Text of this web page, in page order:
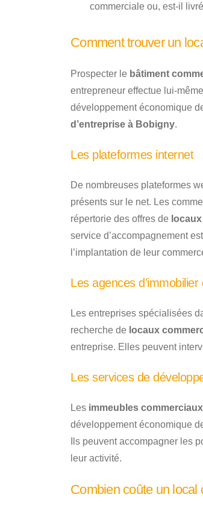
commerciale ou, est-il
Comment trouver un
Prospecter le bâtiment
entrepreneur effectue lui-
développement économique
d’entreprise à Bobigny.
Les plateformes internet
De nombreuses plateformes
présents sur le net. Les
répertorie des offres de
service d’accompagnement
l’implantation de leur
Les agences d’immobilier
Les entreprises spécialisées
recherche de locaux
entreprise. Elles peuvent
Les services de
Les immeubles commerciaux
développement économique
Ils peuvent accompagner les
leur activité.
Combien coûte un local